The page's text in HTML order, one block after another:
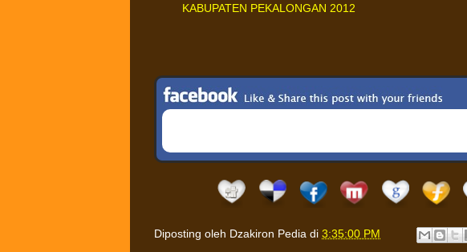
KABUPATEN PEKALONGAN 2012
Diposting oleh Dzakiron Pedia di 3:35:00 PM